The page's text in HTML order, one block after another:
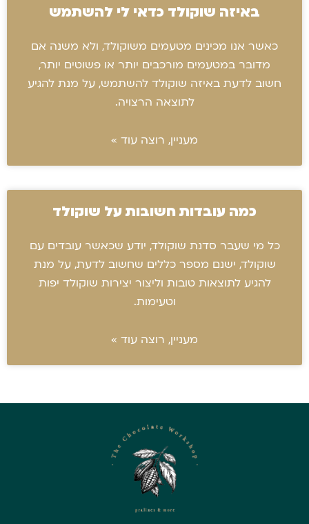
באיזה שוקולד כדאי לי להשתמש
כאשר אנו מכינים מטעמים משוקולד, ולא משנה אם
מדובר במטעמים מורכבים יותר או פשוטים יותר,
חשוב לדעת באיזה שוקולד להשתמש, על מנת להגיע
לתוצאה הרצויה.
מעניין, רוצה עוד »
כמה עובדות חשובות על שוקולד
כל מי שעבר סדנת שוקולד, יודע שכאשר עובדים עם
שוקולד, ישנם מספר כללים שחשוב לדעת, על מנת
להגיע לתוצאות טובות וליצור יצירות שוקולד יפות
וטעימות.
מעניין, רוצה עוד »